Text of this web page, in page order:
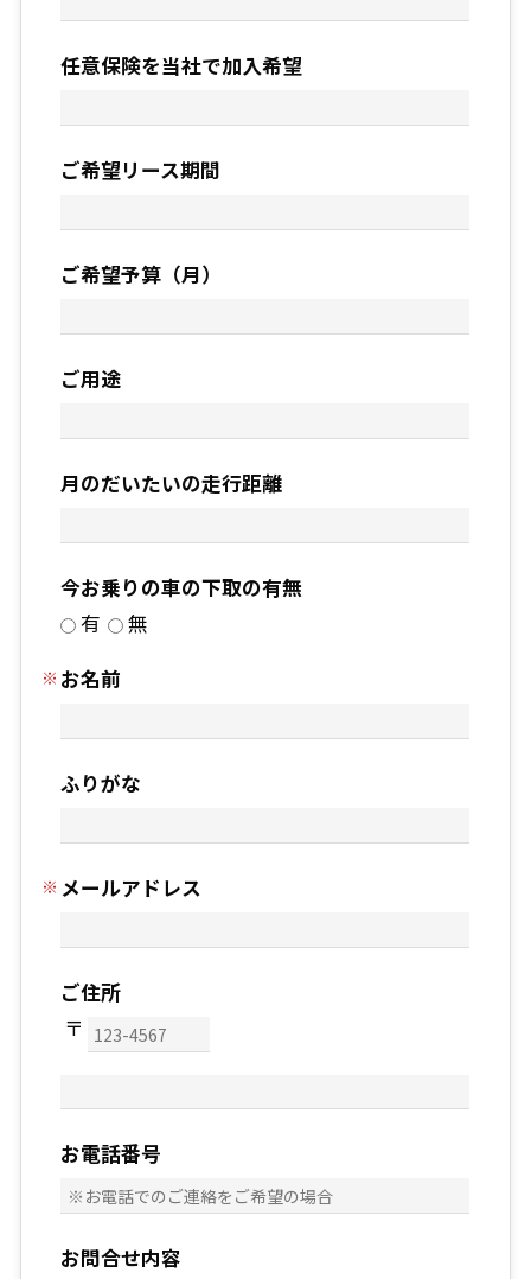
任意保険を当社で加入希望
ご希望リース期間
ご希望予算（月）
ご用途
月のだいたいの走行距離
今お乗りの車の下取の有無
有
無
お名前
ふりがな
メールアドレス
ご住所
お電話番号
お問合せ内容